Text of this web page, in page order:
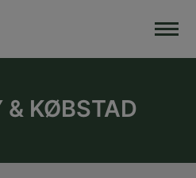
& KØBSTAD